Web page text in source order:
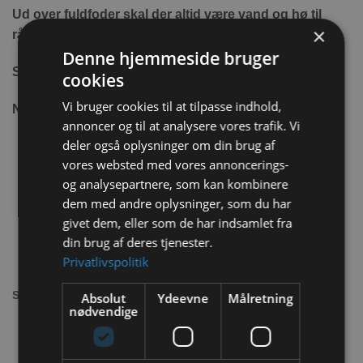
Ud over fuldfoder skal der altid være vand og hø til
rådighed.
Størrelse: 600g, 1,2 kg og 10 kg
Næringsindhold:
Sammensætning:
Bjergenghø høstet ved foden af
alperne (bestående blandt andet af
enggræs, rævehale, havregræs,
hundegræs, enggræs, rødkløver, skarp
ranunkel, ruggræs, uldent honninggræs,
gylden havre, smalbladet vikke,
humlesneglebælg, mælkebøtte, vejbred,
kodriver, marguerit, tusindfryd, stor
bibernelle, hvid snerre, pastinak, skovsyre,
Gamander ærenpris, alindelig fuglegræs,
tysk raigræs, blød hejre, fuglegræs,
gærdevikke, tre-tandede orkidé, knoldet
ranunkel, ærteflager. Vegetabilske fibre,
gulerødder 3,9%, hørfrø 1,9%, rødbeder,
×
Denne hjemmeside bruger
cookies
Vi bruger cookies til at tilpasse indhold,
annoncer og til at analysere vores trafik. Vi
deler også oplysninger om din brug af
vores websted med vores annoncerings-
og analysepartnere, som kan kombinere
dem med andre oplysninger, som du har
givet dem, eller som de har indsamlet fra
din brug af deres tjenester.
Privatlivspolitik
Absolut
nødvendige
Ydeevne Målretning